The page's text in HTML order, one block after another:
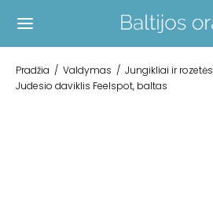
Pradžia / Valdymas / Jungikliai ir rozetės
Judesio daviklis Feelspot, baltas